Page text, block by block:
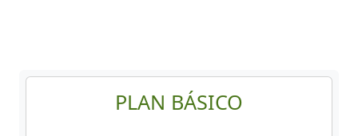
PLAN BÁSICO